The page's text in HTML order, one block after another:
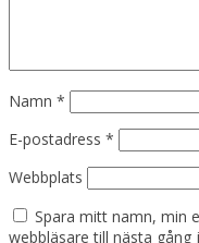
Namn *
E-postadress *
Webbplats
Spara mitt namn, min
webbläsare till nästa